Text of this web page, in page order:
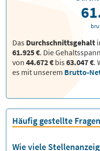
Das Durchschnittsgehalt
61.925 €. Die
von 44.672 € bis63.047 €.
es mit unserem Brutto-
Häufig gestellte Fragen
Wie viele